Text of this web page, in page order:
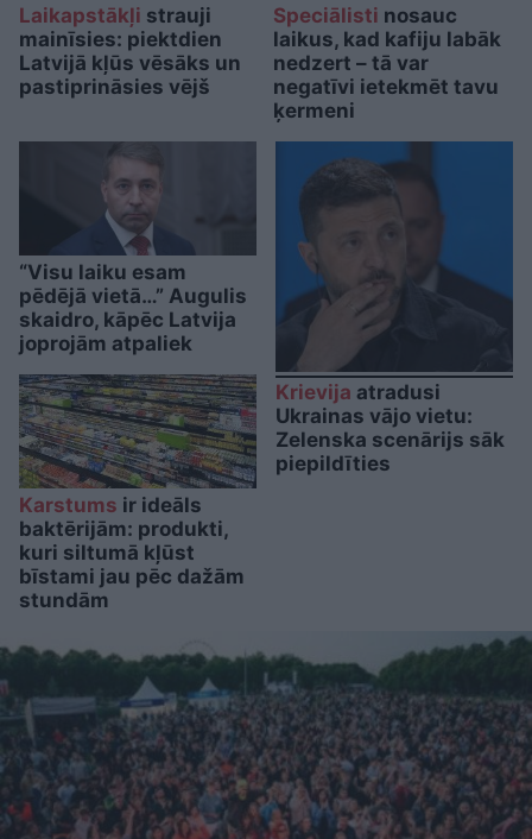
Laikapstākļi strauji
mainīsies: piektdien
Latvijā kļūs vēsāks un
pastiprināsies vējš
Speciālisti nosauc
laikus, kad kafiju labāk
nedzert – tā var
negatīvi ietekmēt tavu
ķermeni
“Visu laiku esam
pēdējā vietā…” Augulis
skaidro, kāpēc Latvija
joprojām atpaliek
Karstums ir ideāls
baktērijām: produkti,
kuri siltumā kļūst
bīstami jau pēc dažām
stundām
Krievija atradusi
Ukrainas vājo vietu:
Zelenska scenārijs sāk
piepildīties